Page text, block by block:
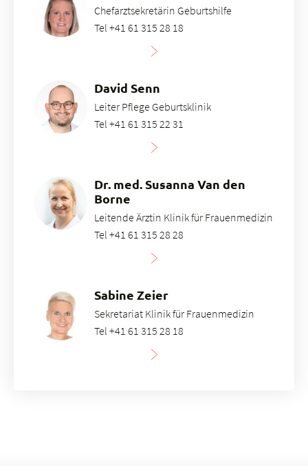
Chefarztsekretärin Geburtshilfe
Tel +41 61 315 28 18
David Senn
Leiter Pflege Geburtsklinik
Tel +41 61 315 22 31
Dr. med. Susanna Van den
Borne
Leitende Ärztin Klinik für Frauenmedizin
Tel +41 61 315 28 28
Sabine Zeier
Sekretariat Klinik für Frauenmedizin
Tel +41 61 315 28 18